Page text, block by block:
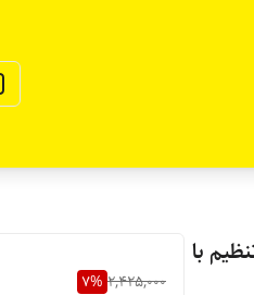
با
2,425,000
7%